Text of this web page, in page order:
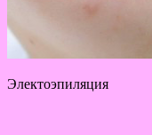
Электоэпиляция